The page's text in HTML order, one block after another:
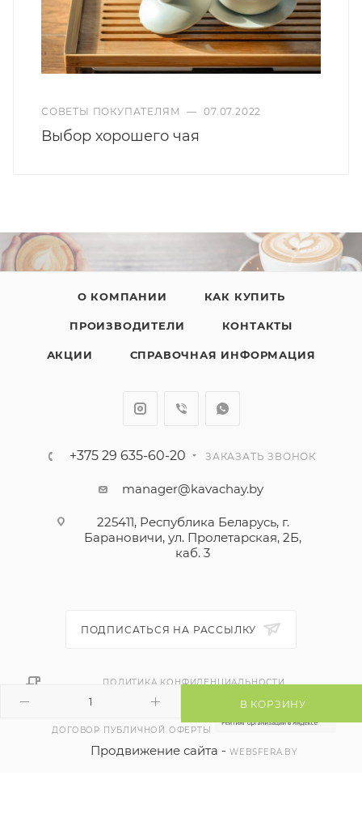
В КОРЗИНУ
СОВЕТЫ ПОКУПАТЕЛЯМ — 07.07.2022
Выбор хорошего чая
О КОМПАНИИ КАК КУПИТЬ
ПРОИЗВОДИТЕЛИ КОНТАКТЫ
АКЦИИ СПРАВОЧНАЯ ИНФОРМАЦИЯ
+375 29 635-60-20 ЗАКАЗАТЬ ЗВОНОК
manager@kavachay.by
225411, Республика Беларусь, г.
Барановичи, ул. Пролетарская, 2Б,
каб. 3
ПОДПИСАТЬСЯ НА РАССЫЛКУ
ПОЛИТИКА КОНФИДЕНЦИАЛЬНОСТИ
ДОГОВОР ПУБЛИЧНОЙ ОФЕРТЫ
Продвижение сайта -WEBSFERA.BY